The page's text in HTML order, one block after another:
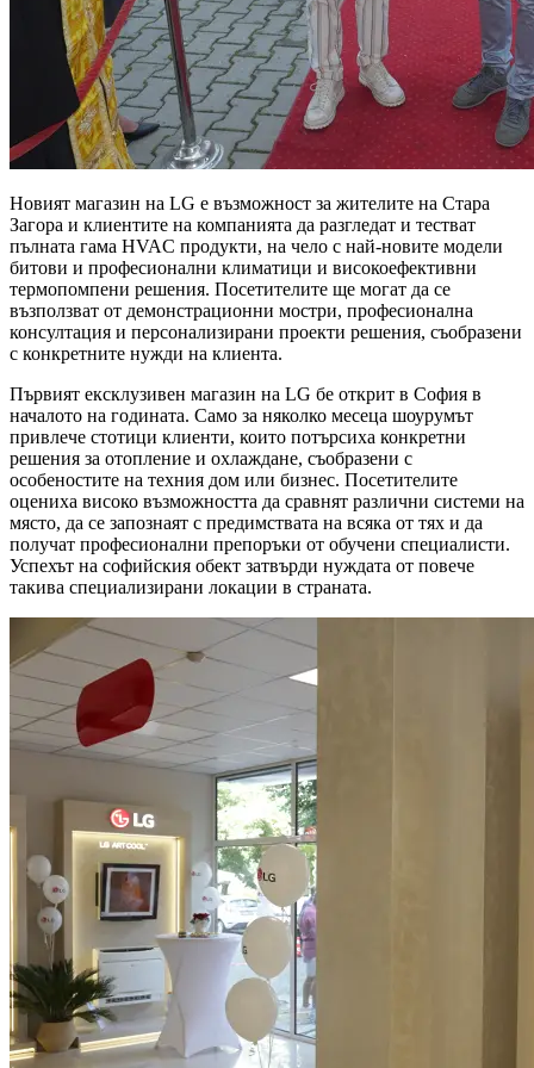
Новият магазин на LG е възможност за жителите на Стара
Загора и клиентите на компанията да разгледат и тестват
пълната гама HVAC продукти, на чело с най-новите модели
битови и професионални климатици и високоефективни
термопомпени решения. Посетителите ще могат да се
възползват от демонстрационни мостри, професионална
консултация и персонализирани проекти решения, съобразени
с конкретните нужди на клиента.
Първият ексклузивен магазин на LG бе открит в София в
началото на годината. Само за няколко месеца шоурумът
привлече стотици клиенти, които потърсиха конкретни
решения за отопление и охлаждане, съобразени с
особеностите на техния дом или бизнес. Посетителите
оцениха високо възможността да сравнят различни системи на
място, да се запознаят с предимствата на всяка от тях и да
получат професионални препоръки от обучени специалисти.
Успехът на софийския обект затвърди нуждата от повече
такива специализирани локации в страната.